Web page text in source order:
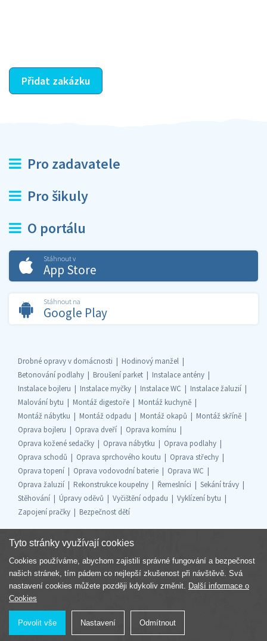
Přidat zakázku
Pro zadavatele
Pro šikuly
O portálu
Stáhnout v
App Store
Stáhnout na
Google Play
Drobné opravy v domácnosti
Hodinový manžel
Betonování podlahy
Broušení parket
Instalace antény
Instalace bojleru
Instalace myčky Instalace WC
Instalace žaluzií
Malování bytu
Montáž digestoře
Montáž kuchyně
Montáž nábytku
Montáž odpadu Montáž okapů
Montáž skříně
Oprava bojleru
Oprava dveří
Oprava komínu
Oprava kožené sedačky
Oprava nábytku
Oprava podlahy
Oprava schodů
Oprava sprchového koutu
Oprava střechy
Oprava topení
Oprava vodovodní baterie
Oprava WC
Oprava žaluzií
Rekonstrukce koupelny Řemeslníci
Sekání trávy
Stěhování
Úpravy oděvů Vyčištění odpadu
Vyklízení bytu
Zapojení pračky
Bezpečnost dětí
Součást skupiny
Tyto stránky využívají cookies
Cookies používáme, abychom zajistili správné fungování a bezpečnost
našich stránek, tím pádem co nejlepší zkušenost při návštěvě. Svá
nastavení cookies můžete později kdykoliv změnit. Další informace o
Cookies
Povolit vše Nastavení Odmítnout